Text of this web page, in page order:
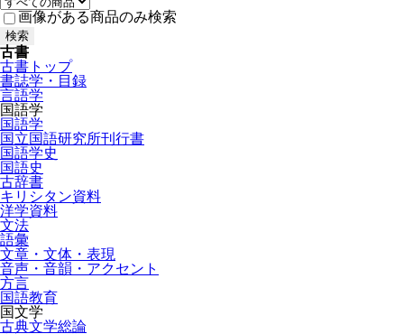
画像がある商品のみ検索
古書
古書トップ
書誌学・目録
言語学
国語学
国語学
国立国語研究所刊行書
国語学史
国語史
古辞書
キリシタン資料
洋学資料
文法
語彙
文章・文体・表現
音声・音韻・アクセント
方言
国語教育
国文学
古典文学総論